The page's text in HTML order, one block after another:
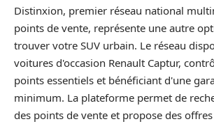
Distinxion, premier réseau national
points de vente, représente une autre
trouver votre SUV urbain. Le réseau
voitures d'occasion Renault Captur,
points essentiels et bénéficiant d'une
minimum. La plateforme permet de
des points de vente et propose des